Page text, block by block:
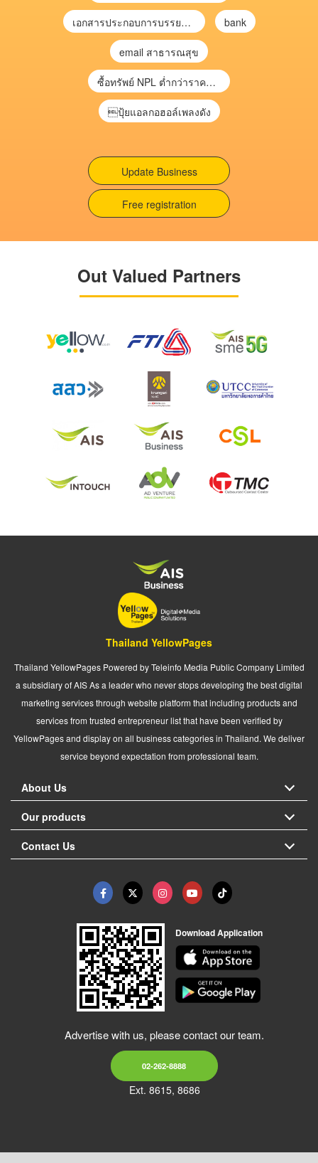
เอกสารประกอบการบรรยาย การประเมินความเสี่ยงเพื่อวางแผนการตรวจสอบ \ bank
email สาธารณสุข
ซื้อทรัพย์ NPL ต่ำกว่าราคาตลาด 30-70% แบบไม่ต้องไปประมูล”
ปุ้ยแอลกอฮอล์เพลงดัง
Update Business
Free registration
Out Valued Partners
Thailand YellowPages
Thailand YellowPages Powered by Teleinfo Media Public Company Limited
a subsidiary of AIS As a leader who never stops developing the best digital
marketing services through website platform that including products and
services from trusted entrepreneur list that have been verified by
YellowPages and display on all business categories in Thailand. We deliver
service beyond expectation from professional team.
About Us
Our products
Contact Us
Download Application
Advertise with us, please contact our team.
02-262-8888
Ext. 8615, 8686